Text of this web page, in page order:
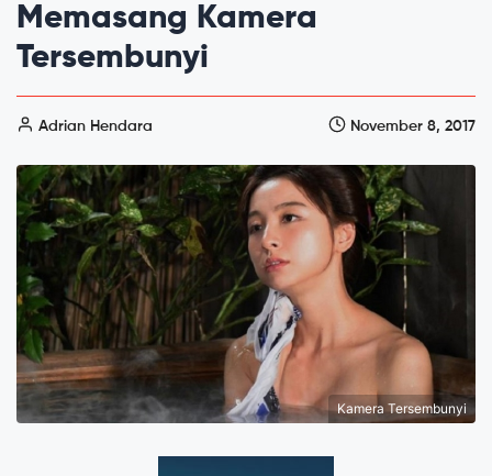
Memasang Kamera
Tersembunyi
Adrian Hendara November 8, 2017
Kamera Tersembunyi